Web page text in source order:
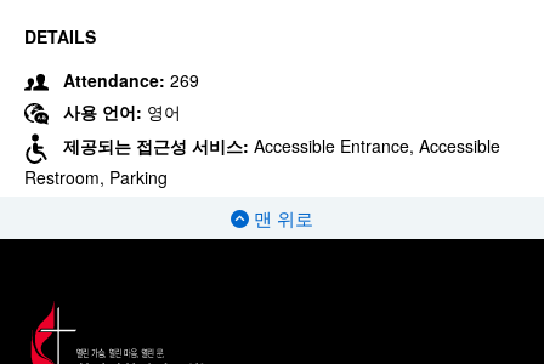
DETAILS
Attendance: 269
사용 언어: 영어
제공되는 접근성 서비스: Accessible Entrance, Accessible
Restroom, Parking
맨 위로